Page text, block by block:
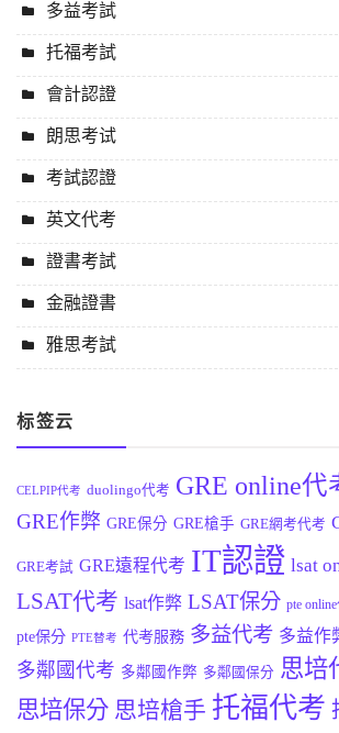
多益考試
托福考試
會計認證
朗思考试
考試認證
英文代考
證書考試
金融證書
雅思考試
标签云
CELPIP代考 duolingo代考 GRE online代
GRE作弊 GRE保分 GRE槍手 GRE網考代考
GRE考試 GRE遠程代考 IT認證 lsat
LSAT代考 lsat作弊 LSAT保分 pte
pte保分 PTE替考 代考服務 多益代考 多益作
多鄰國代考 多鄰國作弊 多鄰國保分 思培
思培保分 思培槍手 托福代考